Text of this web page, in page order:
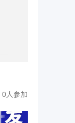
0人参加